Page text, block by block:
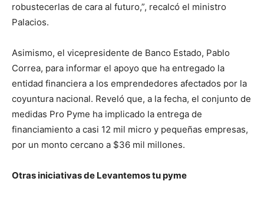
robustecerlas de cara al futuro,”, recalcó el ministro
Palacios.
Asimismo, el vicepresidente de Banco Estado, Pablo
Correa, para informar el apoyo que ha entregado la
entidad financiera a los emprendedores afectados por la
coyuntura nacional. Reveló que, a la fecha, el conjunto de
medidas Pro Pyme ha implicado la entrega de
financiamiento a casi 12 mil micro y pequeñas empresas,
por un monto cercano a $36 mil millones.
Otras iniciativas de Levantemos tu pyme